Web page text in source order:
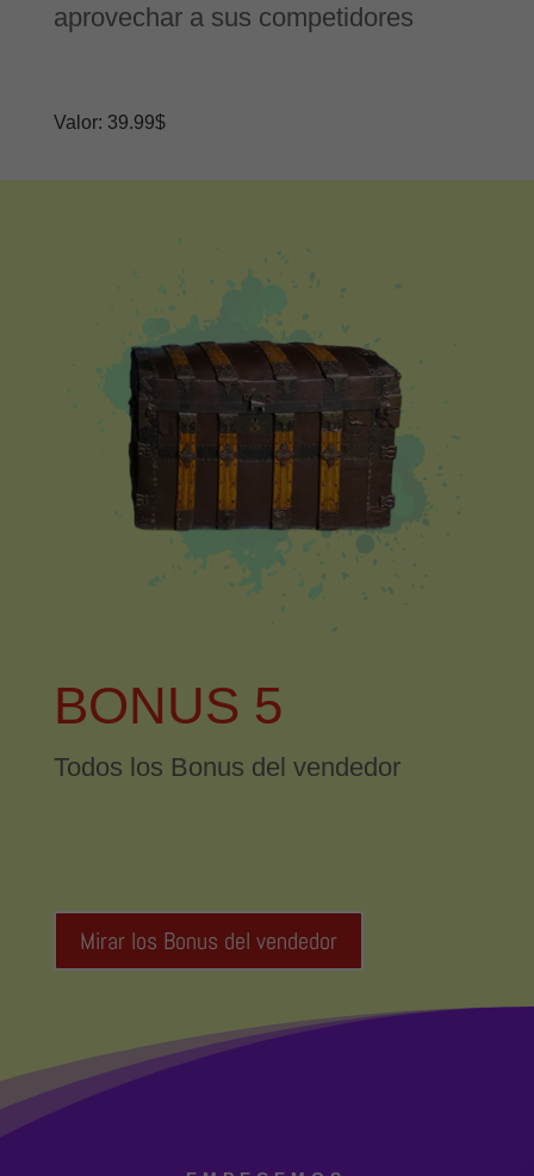
aprovechar a sus competidores
Valor: 39.99$
BONUS 5
Todos los Bonus del vendedor
Mirar los Bonus del vendedor